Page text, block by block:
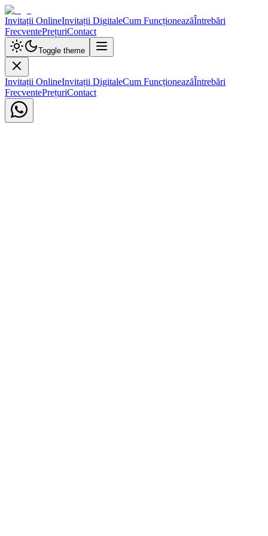
Invitații OnlineInvitații DigitaleCum FuncționeazăÎntrebări
FrecventePrețuriContact
Toggle theme
Invitații OnlineInvitații DigitaleCum FuncționeazăÎntrebări
FrecventePrețuriContact